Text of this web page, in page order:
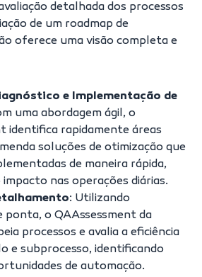
detalhada dos processos
de um roadmap de
oferece uma visão completa e
e Implementação de
uma abordagem ágil, o
identifica rapidamente áreas
soluções de otimização que
de maneira rápida,
impacto nas operações diárias.
: Utilizando
ponta, o QAAssessment da
processos e avalia a eficiência
e subprocesso, identificando
de automação.